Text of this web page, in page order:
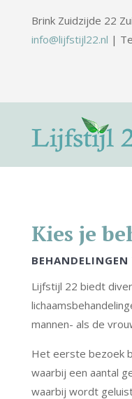
Brink Zuidzijde 22
info@lijfstijl22.nl |
Kies je
Lijfstijl 22 biedt
mannen- als de
Het eerste bezoek
waarbij een aantal
waarbij wordt